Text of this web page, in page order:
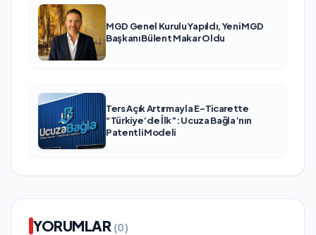
MGD Genel Kurulu Yapıldı, Yeni MGD
Başkanı Bülent Makar Oldu
Ters Açık Artırmayla E-Ticarette
“Türkiye’de İlk”: Ucuza Bağla’nın
Patentli Modeli
YORUMLAR (0)